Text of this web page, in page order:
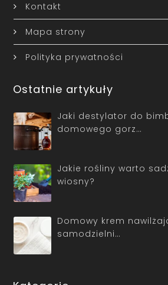
Kontakt
Mapa strony
Polityka prywatności
Ostatnie artykuły
Jaki destylator do
domowego gorz…
Jakie rośliny warto
wiosny?
Domowy krem
samodzielni…